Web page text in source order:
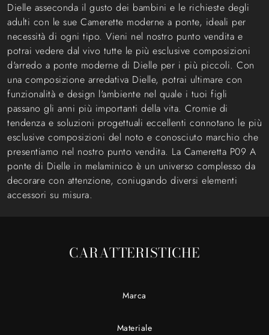
Dielle asseconda il gusto dei bambini e le richieste degli
adulti con le sue Camerette moderne a ponte, ideali per
necessità di ogni tipo. Vieni nel nostro punto vendita e
potrai vedere dal vivo tutte le più esclusive composizioni
d'arredo a ponte moderne di Dielle per i più piccoli. Con
una composizione arredativa Dielle, potrai ultimare con
funzionalità e design l'ambiente nel quale i tuoi figli
passano gli anni più importanti della vita. Cromie di
tendenza e soluzioni progettuali eccellenti connotano le più
esclusive composizioni del noto e conosciuto marchio che
presentiamo nel nostro punto vendita. La Cameretta P09 A
ponte di Dielle in melaminico è un universo complesso da
decorare con attenzione, coniugando diversi elementi
accessori su misura.
CARATTERISTICHE
Marca
Materiale